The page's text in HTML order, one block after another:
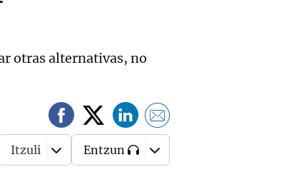
otras alternativas, no
Itzuli Entzun